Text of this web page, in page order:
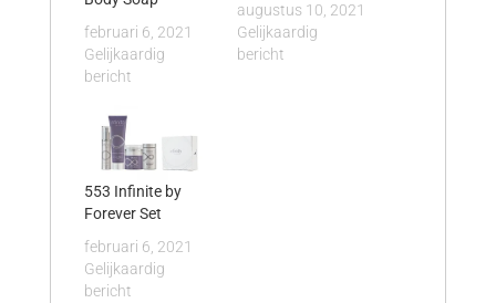
februari 6, 2021
Gelijkaardig
bericht
augustus 10, 2021
Gelijkaardig
bericht
553 Infinite by
Forever Set
februari 6, 2021
Gelijkaardig
bericht